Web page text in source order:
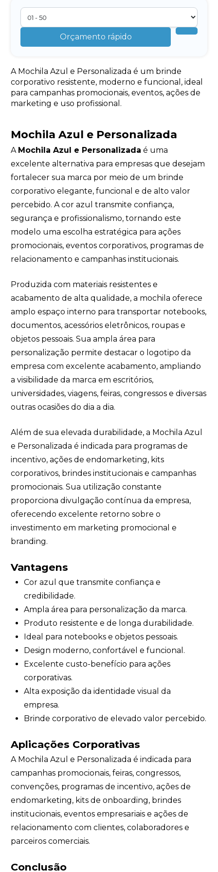
Orçamento rápido
A Mochila Azul e Personalizada é um brinde
corporativo resistente, moderno e funcional, ideal
para campanhas promocionais, eventos, ações de
marketing e uso profissional.
Mochila Azul e Personalizada
A Mochila Azul e Personalizada é uma
excelente alternativa para empresas que desejam
fortalecer sua marca por meio de um brinde
corporativo elegante, funcional e de alto valor
percebido. A cor azul transmite confiança,
segurança e profissionalismo, tornando este
modelo uma escolha estratégica para ações
promocionais, eventos corporativos, programas de
relacionamento e campanhas institucionais.
Produzida com materiais resistentes e
acabamento de alta qualidade, a mochila oferece
amplo espaço interno para transportar notebooks,
documentos, acessórios eletrônicos, roupas e
objetos pessoais. Sua ampla área para
personalização permite destacar o logotipo da
empresa com excelente acabamento, ampliando
a visibilidade da marca em escritórios,
universidades, viagens, feiras, congressos e diversas
outras ocasiões do dia a dia.
Além de sua elevada durabilidade, a Mochila Azul
e Personalizada é indicada para programas de
incentivo, ações de endomarketing, kits
corporativos, brindes institucionais e campanhas
promocionais. Sua utilização constante
proporciona divulgação contínua da empresa,
oferecendo excelente retorno sobre o
investimento em marketing promocional e
branding.
Vantagens
Cor azul que transmite confiança e
credibilidade.
Ampla área para personalização da marca.
Produto resistente e de longa durabilidade.
Ideal para notebooks e objetos pessoais.
Design moderno, confortável e funcional.
Excelente custo-benefício para ações
corporativas.
Alta exposição da identidade visual da
empresa.
Brinde corporativo de elevado valor percebido.
Aplicações Corporativas
A Mochila Azul e Personalizada é indicada para
campanhas promocionais, feiras, congressos,
convenções, programas de incentivo, ações de
endomarketing, kits de onboarding, brindes
institucionais, eventos empresariais e ações de
relacionamento com clientes, colaboradores e
parceiros comerciais.
Conclusão